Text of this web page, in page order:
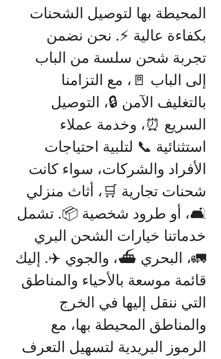
المحيطة بها لتوصيل الشحنات
بكفاءة عالية ⚡. نحن نضمن
تجربة شحن سلسة من الباب
إلى الباب 🚪، مع التزامنا
بالتغليف الآمن 🔒، التوصيل
السريع ⏰، وخدمة عملاء
استثنائية 📞 لتلبية احتياجات
الأفراد والشركات، سواء كانت
شحنات تجارية 🛒، أثاث منزلي
🛋️، أو طرود شخصية 📦. تشمل
خدماتنا خيارات الشحن البري
🚛، البحري ⛴️، والجوي ✈️. إليك
قائمة موسعة بالأحياء والمناطق
التي ننقل إليها في الخرج
والمناطق المحيطة بها، مع
الرموز البريدية لتسهيل التعرف